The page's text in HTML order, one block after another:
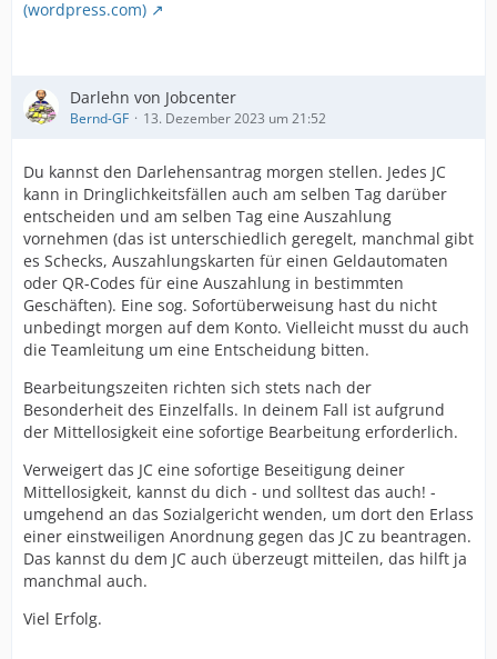
(wordpress.com)
Darlehn von Jobcenter
Bernd-GF 13. Dezember 2023 um 21:52
Du kannst den Darlehensantrag morgen stellen. Jedes JC
kann in Dringlichkeitsfällen auch am selben Tag darüber
entscheiden und am selben Tag eine Auszahlung
vornehmen (das ist unterschiedlich geregelt, manchmal gibt
es Schecks, Auszahlungskarten für einen Geldautomaten
oder QR-Codes für eine Auszahlung in bestimmten
Geschäften). Eine sog. Sofortüberweisung hast du nicht
unbedingt morgen auf dem Konto. Vielleicht musst du auch
die Teamleitung um eine Entscheidung bitten.
Bearbeitungszeiten richten sich stets nach der
Besonderheit des Einzelfalls. In deinem Fall ist aufgrund
der Mittellosigkeit eine sofortige Bearbeitung erforderlich.
Verweigert das JC eine sofortige Beseitigung deiner
Mittellosigkeit, kannst du dich - und solltest das auch! -
umgehend an das Sozialgericht wenden, um dort den Erlass
einer einstweiligen Anordnung gegen das JC zu beantragen.
Das kannst du dem JC auch überzeugt mitteilen, das hilft ja
manchmal auch.
Viel Erfolg.